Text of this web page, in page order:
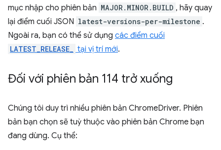
mục nhập cho phiên bản MAJOR.MINOR.BUILD , hãy quay
lại điểm cuối JSON latest-versions-per-milestone .
Ngoài ra, bạn có thể sử dụng các điểm cuối
LATEST_RELEASE_ tại vị trí mới.
Đối với phiên bản 114 trở xuống
Chúng tôi duy trì nhiều phiên bản ChromeDriver. Phiên
bản bạn chọn sẽ tuỳ thuộc vào phiên bản Chrome bạn
đang dùng. Cụ thể: